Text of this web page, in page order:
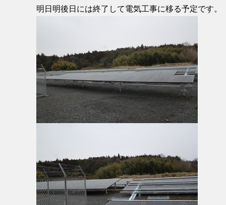
明日明後日には終了して電気工事に移る予定です。